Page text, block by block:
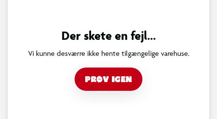
Der skete en fejl...
Vi kunne desværre ikke hente tilgængelige varehuse.
PRØV IGEN